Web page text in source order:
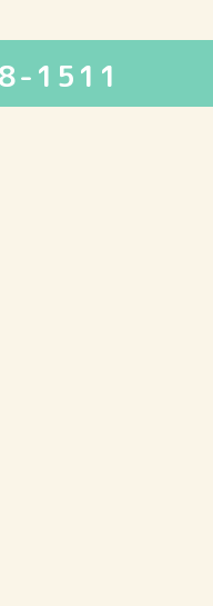
1511